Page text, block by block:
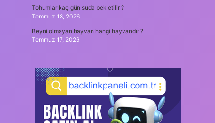
Tohumlar kaç gün suda bekletilir ?
Temmuz 18, 2026
Beyni olmayan hayvan hangi hayvandır ?
Temmuz 17, 2026